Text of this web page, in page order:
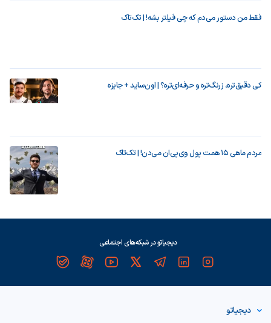
فقط من دستور می‌دم که چی فیلتر بشه! | تک‌تاک
کی دقیق‌تره، زرنگ‌تره و حرفه‌ای‌تره؟ | اون‌ساید + جایزه
مردم ماهی ۱۵ همت پول وی‌پی‌ان می‌دن! | تک‌تاک
دیجیاتو در شبکه‌های اجتماعی
دیجیاتو